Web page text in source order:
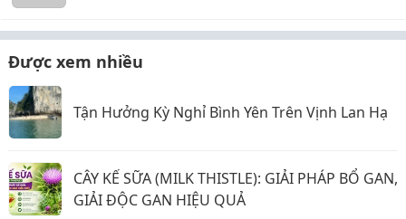
Được xem nhiều
Tận Hưởng Kỳ Nghỉ Bình Yên Trên Vịnh Lan Hạ
CÂY KẾ SỮA (MILK THISTLE): GIẢI PHÁP BỔ GAN,
GIẢI ĐỘC GAN HIỆU QUẢ